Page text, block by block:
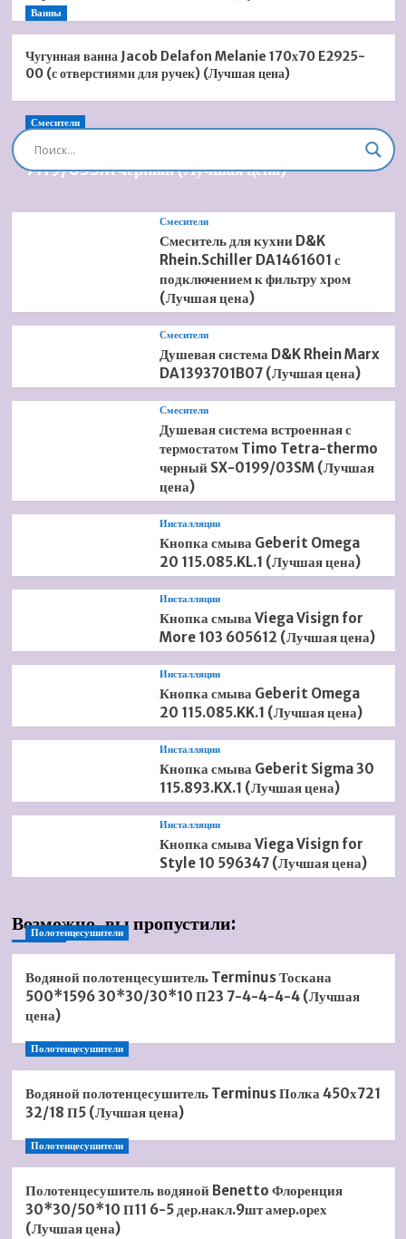
Ванны
Чугунная ванна Jacob Delafon Melanie 170х70 E2925-
00 (с отверстиями для ручек) (Лучшая цена)
Смесители
Душевая система встроенная Timo Briana SX-
7119/03SM черный (Лучшая цена)
Смесители
Смеситель для кухни D&K
Rhein.Schiller DA1461601 с
подключением к фильтру хром
(Лучшая цена)
Смесители
Душевая система D&K Rhein Marx
DA1393701B07 (Лучшая цена)
Смесители
Душевая система встроенная с
термостатом Timo Tetra-thermo
черный SX-0199/03SM (Лучшая
цена)
Инсталляции
Кнопка смыва Geberit Omega
20 115.085.KL.1 (Лучшая цена)
Инсталляции
Кнопка смыва Viega Visign for
More 103 605612 (Лучшая цена)
Инсталляции
Кнопка смыва Geberit Omega
20 115.085.KK.1 (Лучшая цена)
Инсталляции
Кнопка смыва Geberit Sigma 30
115.893.KX.1 (Лучшая цена)
Инсталляции
Кнопка смыва Viega Visign for
Style 10 596347 (Лучшая цена)
Возможно, вы пропустили:
Полотенцесушители
Водяной полотенцесушитель Terminus Тоскана
500*1596 30*30/30*10 П23 7-4-4-4-4 (Лучшая
цена)
Полотенцесушители
Водяной полотенцесушитель Terminus Полка 450х721
32/18 П5 (Лучшая цена)
Полотенцесушители
Полотенцесушитель водяной Benetto Флоренция
30*30/50*10 П11 6-5 дер.накл.9шт амер.орех
(Лучшая цена)